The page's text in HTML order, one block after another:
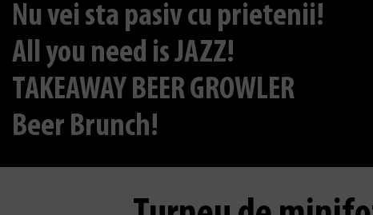
Nu vei sta pasiv cu prietenii!
All you need is JAZZ!
TAKEAWAY BEER GROWLER
Beer Brunch!